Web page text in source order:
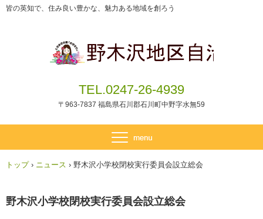
皆の英知で、住み良い豊かな、魅力ある地域を創ろう
TEL.0247-26-4939
〒963-7837 福島県石川郡石川町中野字水無59
トップ › ニュース › 野木沢小学校閉校実行委員会設立総会
野木沢小学校閉校実行委員会設立総会